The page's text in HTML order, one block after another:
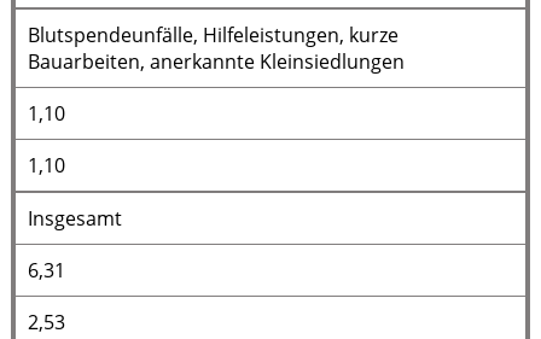
Blutspendeunfälle, Hilfeleistungen, kurze
Bauarbeiten, anerkannte Kleinsiedlungen
1,10
1,10
Insgesamt
6,31
2,53